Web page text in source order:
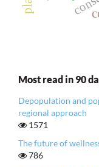
Most read in 90
Depopulation and
regional approach
1571
The future of
786